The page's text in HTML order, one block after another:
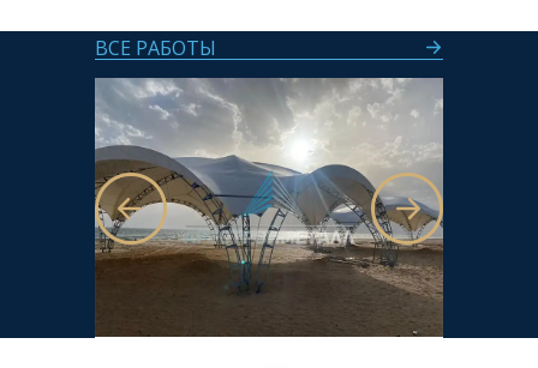
ВСЕ РАБОТЫ